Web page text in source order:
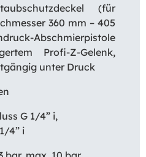
(für
360 mm – 405
Abschmierpistole
Profi-Z-Gelenk,
unter Druck
G 1/4” i,
4” i